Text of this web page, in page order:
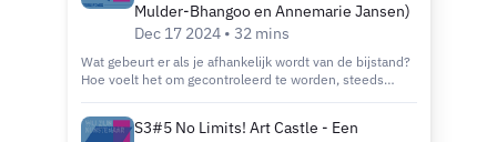
Mulder-Bhangoo en Annemarie Jansen)
Dec 17 2024 • 32 mins
Wat gebeurt er als je afhankelijk wordt van de bijstand?
Hoe voelt het om gecontroleerd te worden, steeds
vrijheid kwijt te raken? In deze laatste aflevering van
het seizoen van Wij zijn Kunstenaar neemt Dide Vonk je
S3#5 No Limits! Art Castle - Een